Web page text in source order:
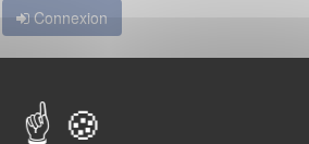
Connexion